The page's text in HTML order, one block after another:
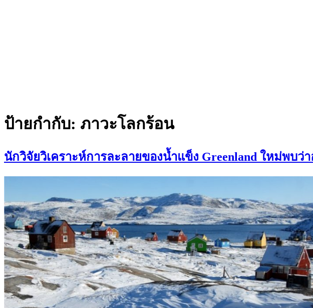
ป้ายกำกับ: ภาวะโลกร้อน
นักวิจัยวิเคราะห์การละลายของน้ำแข็ง Greenland ใหม่พบว่